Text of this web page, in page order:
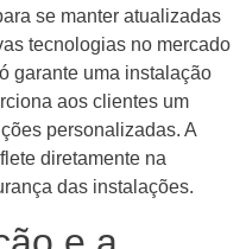
se manter atualizadas
tecnologias no mercado
garante uma instalação
aos clientes um
personalizadas. A
diretamente na
das instalações.